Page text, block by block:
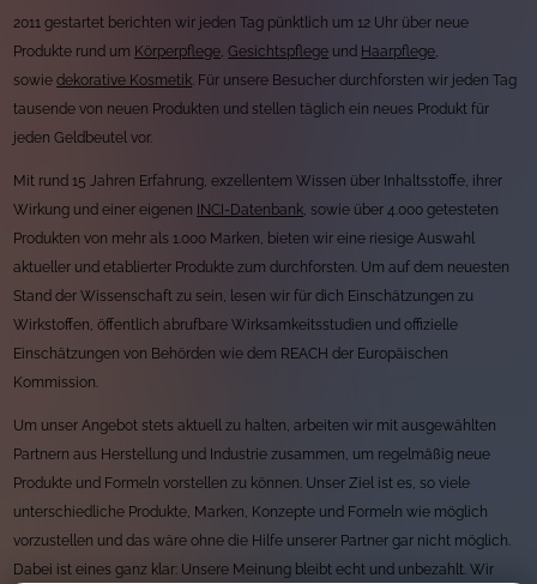
2011 gestartet berichten wir jeden Tag pünktlich um 12 Uhr über neue
Produkte rund um Körperpflege ,Gesichtspflege und Haarpflege
sowiedekorative Kosmetik . Für unsere Besucher durchforsten wir jeden Tag
tausende von neuen Produkten und stellen täglich ein neues Produkt für
jeden Geldbeutel vor.
Mit rund 15 Jahren Erfahrung, exzellentem Wissen über Inhaltsstoffe, ihrer
Wirkung und einer eigenen INCI-Datenbank , sowie über 4.000 getesteten
Produkten von mehr als 1.000 Marken, bieten wir eine riesige Auswahl
aktueller und etablierter Produkte zum durchforsten. Um auf dem neuesten
Stand der Wissenschaft zu sein, lesen wir für dich Einschätzungen zu
Wirkstoffen, öffentlich abrufbare Wirksamkeitsstudien und offizielle
Einschätzungen von Behörden wie dem REACH der Europäischen
Kommission.
Um unser Angebot stets aktuell zu halten, arbeiten wir mit ausgewählten
Partnern aus Herstellung und Industrie zusammen, um regelmäßig neue
Produkte und Formeln vorstellen zu können. Unser Ziel ist es, so viele
unterschiedliche Produkte, Marken, Konzepte und Formeln wie möglich
vorzustellen und das wäre ohne die Hilfe unserer Partner gar nicht möglich.
Dabei ist eines ganz klar: Unsere Meinung bleibt echt und unbezahlt. Wir